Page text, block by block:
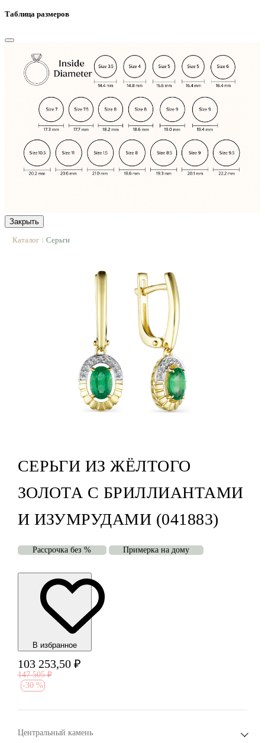
Таблица размеров
Закрыть
Каталог | Серьги
СЕРЬГИ ИЗ ЖЁЛТОГО
ЗОЛОТА С БРИЛЛИАНТАМИ
И ИЗУМРУДАМИ (041883)
Рассрочка без % Примерка на дому
В избранноe
103 253,50 ₽
147 505 ₽
-30 %
Центральный камень